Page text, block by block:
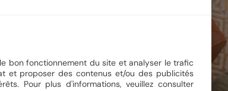
bon fonctionnement du site et analyser le trafic
et proposer des contenus et/ou des publicités
Pour plus d'informations, veuillez consulter